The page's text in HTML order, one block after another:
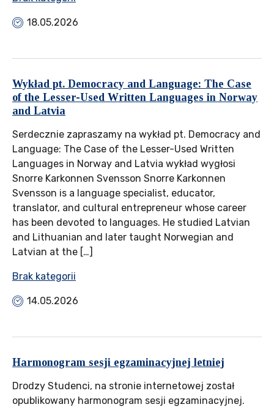
18.05.2026
Wykład pt. Democracy and Language: The Case
of the Lesser-Used Written Languages in Norway
and Latvia
Serdecznie zapraszamy na wykład pt. Democracy and
Language: The Case of the Lesser-Used Written
Languages in Norway and Latvia wykład wygłosi
Snorre Karkonnen Svensson Snorre Karkonnen
Svensson is a language specialist, educator,
translator, and cultural entrepreneur whose career
has been devoted to languages. He studied Latvian
and Lithuanian and later taught Norwegian and
Latvian at the […]
Brak kategorii
14.05.2026
Harmonogram sesji egzaminacyjnej letniej
Drodzy Studenci, na stronie internetowej został
opublikowany harmonogram sesji egzaminacyjnej.